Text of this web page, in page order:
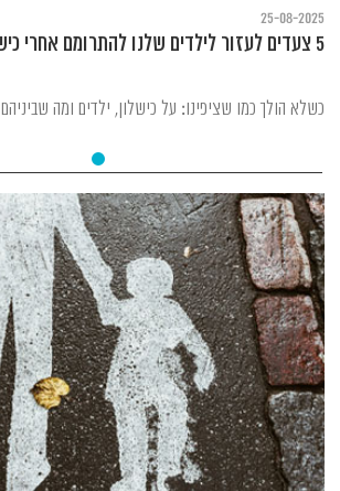
25-08-2025
5 צעדים לעזור לילדים שלנו להתרומם אחרי כישלון
כשלא הולך כמו שציפינו: על כישלון, ילדים ומה שביניהם